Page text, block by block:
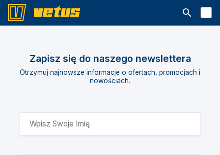
Otwórz
Zapisz się do naszego newslettera
Otrzymuj najnowsze informacje o ofertach, promocjach i
nowościach.